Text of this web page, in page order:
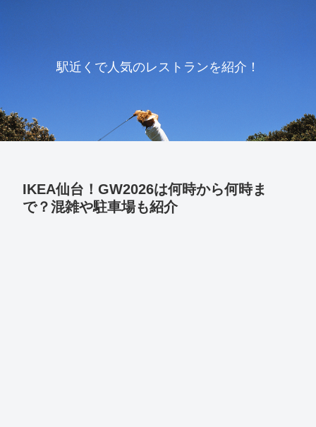
駅近くで人気のレストランを紹介！
IKEA仙台！GW2026は何時から何時ま
で？混雑や駐車場も紹介